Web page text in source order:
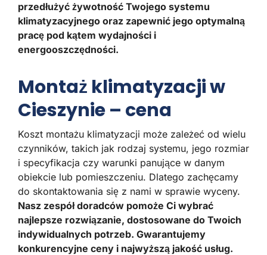
przedłużyć żywotność Twojego systemu
klimatyzacyjnego oraz zapewnić jego optymalną
pracę pod kątem wydajności i
energooszczędności.
Montaż klimatyzacji w
Cieszynie – cena
Koszt montażu klimatyzacji może zależeć od wielu
czynników, takich jak rodzaj systemu, jego rozmiar
i specyfikacja czy warunki panujące w danym
obiekcie lub pomieszczeniu. Dlatego zachęcamy
do skontaktowania się z nami w sprawie wyceny.
Nasz zespół doradców pomoże Ci wybrać
najlepsze rozwiązanie, dostosowane do Twoich
indywidualnych potrzeb. Gwarantujemy
konkurencyjne ceny i najwyższą jakość usług.